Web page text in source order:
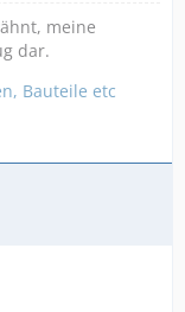
meine
dar.
Bauteile etc